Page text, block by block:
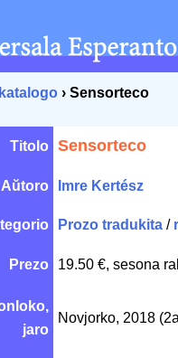
katalogo › Sensorteco
Titolo Sensorteco
Aŭtoro Imre Kertész
Prozo tradukita /
Prezo 19.50 €, sesona
jaro
Novjorko, 2018